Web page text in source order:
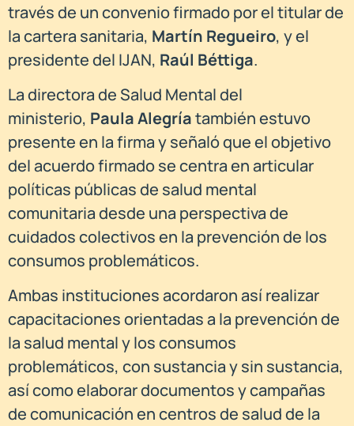
través de un convenio firmado por el titular de
la cartera sanitaria, Martín Regueiro, y el
presidente del IJAN, Raúl Béttiga.
La directora de Salud Mental del
ministerio, Paula Alegríatambién estuvo
presente en la firma y señaló que el objetivo
del acuerdo firmado se centra en articular
políticas públicas de salud mental
comunitaria desde una perspectiva de
cuidados colectivos en la prevención de los
consumos problemáticos.
Ambas instituciones acordaron así realizar
capacitaciones orientadas a la prevención de
la salud mental y los consumos
problemáticos, con sustancia y sin sustancia,
así como elaborar documentos y campañas
de comunicación en centros de salud de la